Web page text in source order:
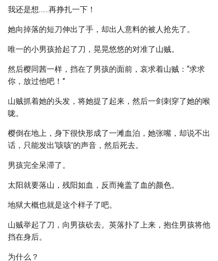
我还是想……再挣扎一下！
她向掉落的短刀伸出了手，却出人意料的被人抢先了。
唯一的小男孩拾起了刀，晃晃悠悠的对准了山贼。
然后樱同茜一样，挡在了男孩的面前，哀求着山贼：“求求
你，放过他吧！”
山贼抓着她的头发，将她提了起来，然后一剑刺穿了她的喉
咙。
樱倒在地上，身下很快形成了一滩血泊，她张嘴，却说不出
话，只能发出‘咳咳’的声音，然后死去。
男孩完全呆滞了。
太阳就要落山，残阳如血，反而掩盖了血的颜色。
地狱大概也就是这个样子了吧。
山贼举起了刀，向男孩砍去。英落扑了上来，抱住男孩将他
挡在身后。
为什么？